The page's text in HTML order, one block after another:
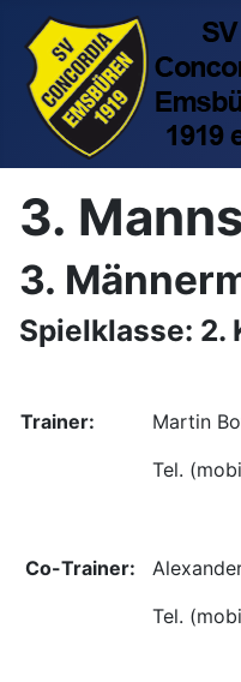
3.
3.
Spielklasse: 2.
Trainer:
Martin
Tel.
Co-Trainer:
Tel.